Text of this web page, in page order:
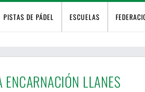
PISTAS DE PÁDEL ESCUELAS
LLANES